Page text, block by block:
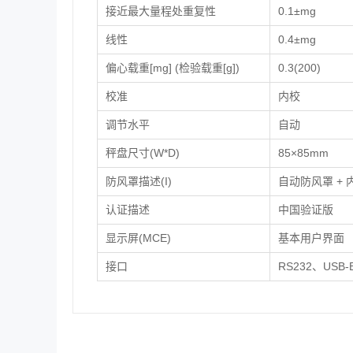
接近最大量程处重复性 0.1±mg
线性 0.4±mg
偏心载重[mg] (检验载重[g]) 0.3(200)
校准 内校
调节水平 自动
秤盘尺寸(W*D) 85×85mm
防风罩描述(I) 自动防风罩 +
认证描述 中国验证版
显示屏(MCE) 基本用户界面
接口 RS232、USB-